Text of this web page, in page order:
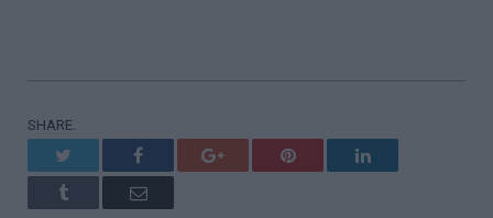
SHARE.
Facebook Google+ Pinterest LinkedIn
Tumblr Email